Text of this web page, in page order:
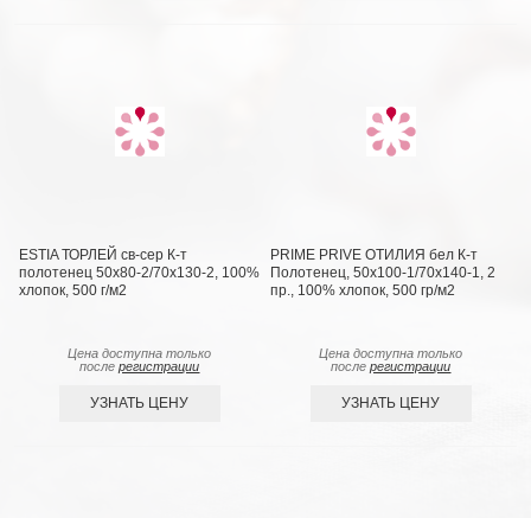
ESTIA ТОРЛЕЙ св-сер К-т
полотенец 50х80-2/70х130-2, 100%
хлопок, 500 г/м2
Цена доступна только
послерегистрации
УЗНАТЬ ЦЕНУ
PRIME PRIVE ОТИЛИЯ бел К-т
Полотенец, 50x100-1/70х140-1, 2
пр., 100% хлопок, 500 гр/м2
Цена доступна только
послерегистрации
УЗНАТЬ ЦЕНУ